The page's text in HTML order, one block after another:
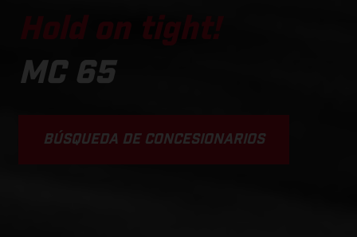
Hold on tight!
MC 65
BÚSQUEDA DE CONCESIONARIOS